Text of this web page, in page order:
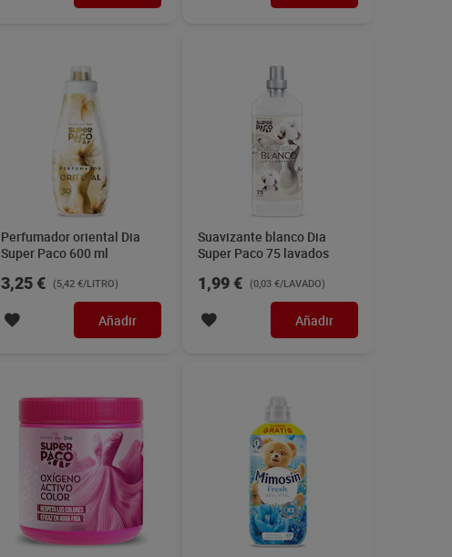
Perfumador oriental Dia
Super Paco 600 ml
3,25 € (5,42 €/LITRO)
Añadir
Suavizante blanco Dia
Super Paco 75 lavados
1,99 € (0,03 €/LAVADO)
Añadir